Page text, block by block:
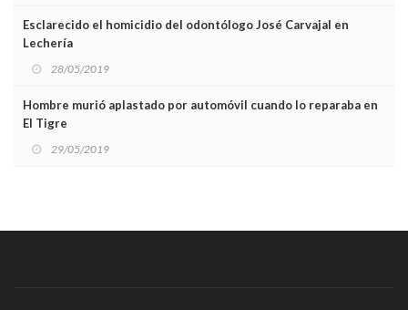
Esclarecido el homicidio del odontólogo José Carvajal en
Lechería
28/05/2019
Hombre murió aplastado por automóvil cuando lo reparaba en
El Tigre
29/05/2019